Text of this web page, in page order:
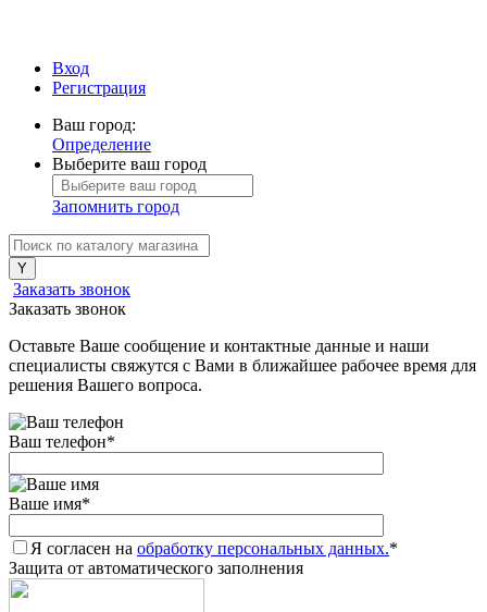
Вход
Регистрация
Ваш город:
Определение
Выберите ваш город
Запомнить город
Заказать звонок
Заказать звонок
Оставьте Ваше сообщение и контактные данные и наши
специалисты свяжутся с Вами в ближайшее рабочее время для
решения Вашего вопроса.
Ваш телефон*
Ваше имя*
Я согласен на обработку персональных данных.*
Защита от автоматического заполнения